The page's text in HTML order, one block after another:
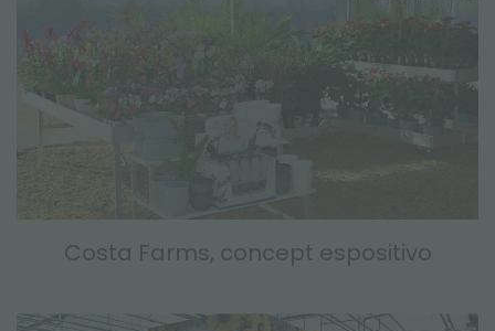
Costa Farms, concept espositivo